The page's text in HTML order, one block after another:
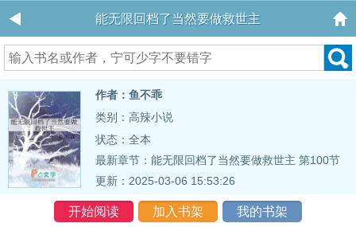
能无限回档了当然要做救世主
作者：鱼不乖
类别：高辣小说
状态：全本
最新章节： 能无限回档了当然要做救世主 第100节
更新：2025-03-06 15:53:26
开始阅读 加入书架 我的书架